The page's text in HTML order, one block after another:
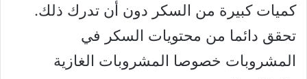
كميات كبيرة من السكر دون أن تدرك ذلك.
تحقق دائما من محتويات السكر في
المشروبات خصوصا المشروبات الغازية